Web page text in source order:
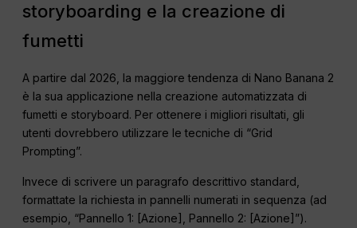
storyboarding e la creazione di
fumetti
A partire dal 2026, la maggiore tendenza di Nano Banana 2
è la sua applicazione nella creazione automatizzata di
fumetti e storyboard. Per ottenere i migliori risultati, gli
utenti dovrebbero utilizzare le tecniche di “Grid
Prompting”.
Invece di scrivere un paragrafo descrittivo standard,
formattate la richiesta in pannelli numerati in sequenza (ad
esempio, “Pannello 1: [Azione], Pannello 2: [Azione]”).